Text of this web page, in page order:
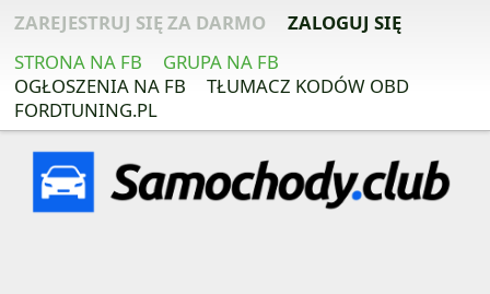
ZAREJESTRUJ SIĘ ZA DARMO
ZALOGUJ SIĘ
STRONA NA FB
GRUPA NA FB
OGŁOSZENIA NA FB
TŁUMACZ KODÓW OBD
FORDTUNING.PL